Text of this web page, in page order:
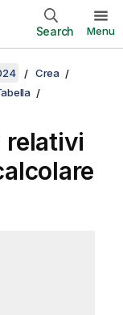
Search Menu
Crea
relativi